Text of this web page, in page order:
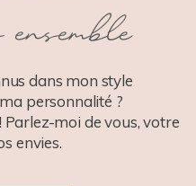
dans mon style
personnalité ?
Parlez-moi de vous, votre
envies.